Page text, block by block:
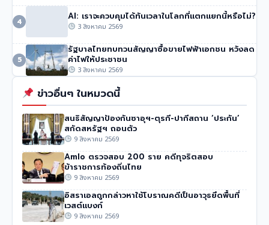
4 AI: เราจะควบคุมได้ทันเวลาในโลกที่แตกแยกนี้หรือไม่?
3 สิงหาคม 2569
5
รัฐบาลไทยทบทวนสัญญาซื้อขายไฟฟ้าเอกชน หวังลด
ค่าไฟให้ประชาชน
3 สิงหาคม 2569
ข่าวอื่นๆ ในหมวดนี้
สนธิสัญญาป้องกันซาอุฯ-ตุรกี-ปากีสถาน ‘ประกัน’
สกัดสหรัฐฯ ถอนตัว
9 สิงหาคม 2569
Amlo ตรวจสอบ 200 ราย คดีทุจริตสอบ
ข้าราชการท้องถิ่นไทย
9 สิงหาคม 2569
อิสราเอลถูกกล่าวหาใช้โบราณคดีเป็นอาวุธยึดพื้นที่
เวสต์แบงก์
9 สิงหาคม 2569